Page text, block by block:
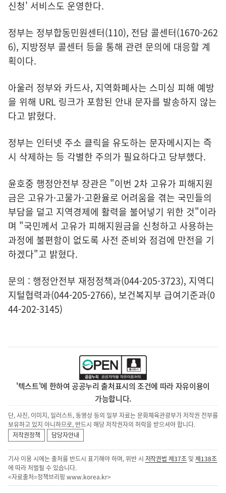
신청' 서비스도 운영한다.
정부는 정부합동민원센터(110), 전담 콜센터(1670-262
6), 지방정부 콜센터 등을 통해 관련 문의에 대응할 계
획이다.
아울러 정부와 카드사, 지역화폐사는 스미싱 피해 예방
을 위해 URL 링크가 포함된 안내 문자를 발송하지 않는
다고 밝혔다.
정부는 인터넷 주소 클릭을 유도하는 문자메시지는 즉
시 삭제하는 등 각별한 주의가 필요하다고 당부했다.
윤호중 행정안전부 장관은 "이번 2차 고유가 피해지원
금은 고유가·고물가·고환율로 어려움을 겪는 국민들의
부담을 덜고 지역경제에 활력을 불어넣기 위한 것"이라
며 "국민께서 고유가 피해지원금을 신청하고 사용하는
과정에 불편함이 없도록 사전 준비와 점검에 만전을 기
하겠다"고 밝혔다.
문의 : 행정안전부 재정정책과(044-205-3723), 지역디
지털협력과(044-205-2766), 보건복지부 급여기준과(0
44-202-3145)
'텍스트'에 한하여 공공누리 출처표시의 조건에 따라 자유이용이
가능합니다.
단, 사진, 이미지, 일러스트, 동영상 등의 일부 자료는 문화체육관광부가 저작권 전부를
보유하고 있지 아니하므로, 반드시 해당 저작권자의 허락을 받으셔야 합니다.
저작권정책
담당자안내
기사 이용 시에는 출처를 반드시 표기해야 하며, 위반 시 저작권법 제37조 및제138조
에 따라 처벌될 수 있습니다.
<자료출처=정책브리핑 www.korea.kr>